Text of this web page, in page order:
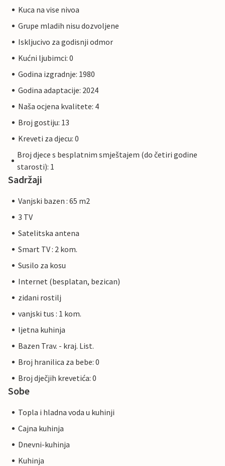
Kuca na vise nivoa
Grupe mladih nisu dozvoljene
Iskljucivo za godisnji odmor
Kućni ljubimci: 0
Godina izgradnje: 1980
Godina adaptacije: 2024
Naša ocjena kvalitete: 4
Broj gostiju: 13
Kreveti za djecu: 0
Broj djece s besplatnim smještajem (do četiri godine
starosti): 1
Sadržaji
Vanjski bazen : 65 m2
3 TV
Satelitska antena
Smart TV : 2 kom.
Susilo za kosu
Internet (besplatan, bezican)
zidani rostilj
vanjski tus : 1 kom.
ljetna kuhinja
Bazen Trav. - kraj. List.
Broj hranilica za bebe: 0
Broj dječjih krevetića: 0
Sobe
Topla i hladna voda u kuhinji
Cajna kuhinja
Dnevni-kuhinja
Kuhinja